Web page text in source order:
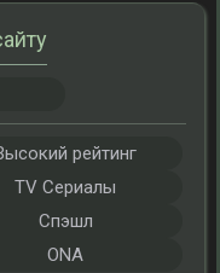
рейтинг
TV Сериалы
Спэшл
ONA